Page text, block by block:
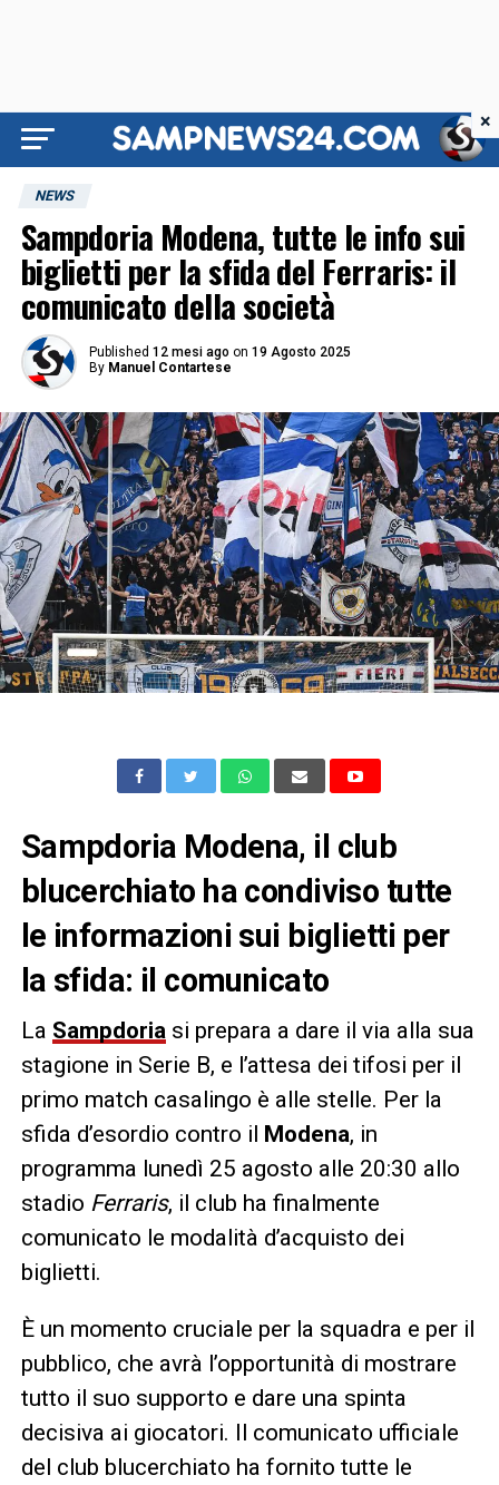
NEWS
Sampdoria Modena, tutte le info sui
biglietti per la sfida del Ferraris: il
comunicato della società
Published 12 mesi ago on 19 Agosto 2025
By Manuel Contartese
Sampdoria Modena, il club
blucerchiato ha condiviso tutte
le informazioni sui biglietti per
la sfida: il comunicato
La Sampdoriasi prepara a dare il via alla sua
stagione in Serie B, e l’attesa dei tifosi per il
primo match casalingo è alle stelle. Per la
sfida d’esordio contro il Modena, in
programma lunedì 25 agosto alle 20:30 allo
stadio Ferraris, il club ha finalmente
comunicato le modalità d’acquisto dei
biglietti.
È un momento cruciale per la squadra e per il
pubblico, che avrà l’opportunità di mostrare
tutto il suo supporto e dare una spinta
decisiva ai giocatori. Il comunicato ufficiale
del club blucerchiato ha fornito tutte le
×